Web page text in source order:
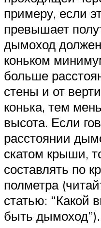
примеру, если
превышает
дымоход
коньком
больше
стены и от
конька, тем
высота. Если
расстоянии
скатом крыши,
составлять по
полметра
статью: “Какой
быть дымоход”).